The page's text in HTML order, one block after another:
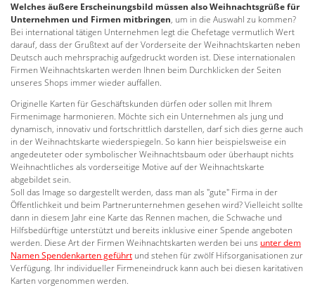
Welches äußere Erscheinungsbild müssen also Weihnachtsgrüße für
Unternehmen und Firmen mitbringen, um in die Auswahl zu kommen?
Bei international tätigen Unternehmen legt die Chefetage vermutlich Wert
darauf, dass der Grußtext auf der Vorderseite der Weihnachtskarten neben
Deutsch auch mehrsprachig aufgedruckt worden ist. Diese internationalen
Firmen Weihnachtskarten werden Ihnen beim Durchklicken der Seiten
unseres Shops immer wieder auffallen.
Originelle Karten für Geschäftskunden dürfen oder sollen mit Ihrem
Firmenimage harmonieren. Möchte sich ein Unternehmen als jung und
dynamisch, innovativ und fortschrittlich darstellen, darf sich dies gerne auch
in der Weihnachtskarte wiederspiegeln. So kann hier beispielsweise ein
angedeuteter oder symbolischer Weihnachtsbaum oder überhaupt nichts
Weihnachtliches als vorderseitige Motive auf der Weihnachtskarte
abgebildet sein.
Soll das Image so dargestellt werden, dass man als "gute" Firma in der
Öffentlichkeit und beim Partnerunternehmen gesehen wird? Vielleicht sollte
dann in diesem Jahr eine Karte das Rennen machen, die Schwache und
Hilfsbedürftige unterstützt und bereits inklusive einer Spende angeboten
werden. Diese Art der Firmen Weihnachtskarten werden bei uns unter dem
Namen Spendenkarten geführt und stehen für zwölf Hifsorganisationen zur
Verfügung. Ihr individueller Firmeneindruck kann auch bei diesen karitativen
Karten vorgenommen werden.